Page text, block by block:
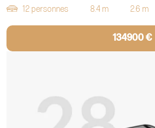
12 personnes 8.4 m 2.6 m
134900 €